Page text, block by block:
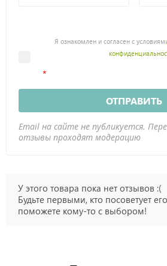
Я ознакомлен и согласен с
ОТПРАВИТЬ
Email на сайте не публикуется.
отзывы проходят модерацию
У этого товара пока нет отзывов :(
Будьте первыми, кто посоветует
поможете кому-то с выбором!